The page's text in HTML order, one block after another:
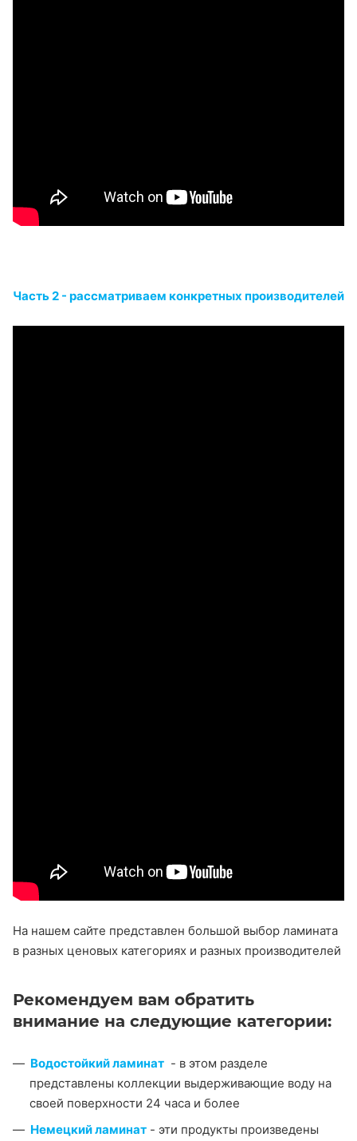
Часть 2 - рассматриваем конкретных производителей
На нашем сайте представлен большой выбор ламината
в разных ценовых категориях и разных производителей
Рекомендуем вам обратить
внимание на следующие категории:
Водостойкий ламинат - в этом разделе
представлены коллекции выдерживающие воду на
своей поверхности 24 часа и более
Немецкий ламинат - эти продукты произведены